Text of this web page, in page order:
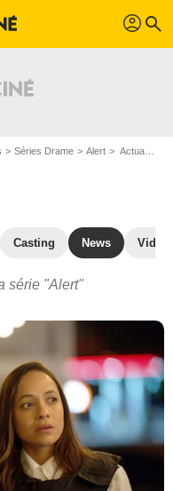
profil search
Séries Drame Alert Actualité de la série Alert
Casting News
série "Alert"